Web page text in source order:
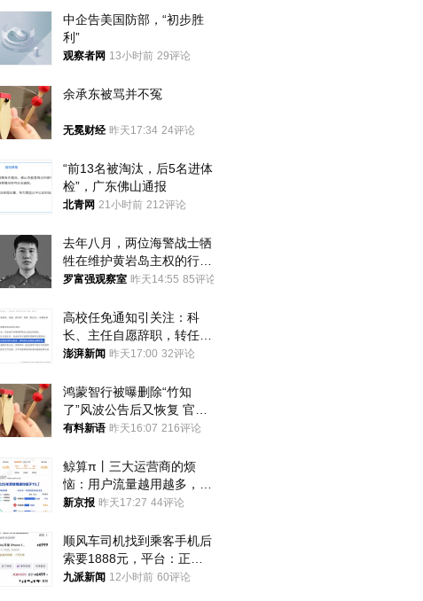
中企告美国防部，“初步胜
利”
观察者网 13小时前 29评论
余承东被骂并不冤
无冕财经 昨天17:34 24评论
“前13名被淘汰，后5名进体
检”，广东佛山通报
北青网 21小时前 212评论
去年八月，两位海警战士牺
牲在维护黄岩岛主权的行动
中
罗富强观察室 昨天14:55 85评论
高校任免通知引关注：科
长、主任自愿辞职，转任思
政辅导员
澎湃新闻 昨天17:00 32评论
鸿蒙智行被曝删除“竹知
了”风波公告后又恢复 官媒
曾力挺：劝华为要大度的，
有料新语 昨天16:07 216评论
鲸算π丨三大运营商的烦
恼：用户流量越用越多，收
入却越来越少
新京报 昨天17:27 44评论
顺风车司机找到乘客手机后
索要1888元，平台：正和
司机沟通协商
九派新闻 12小时前 60评论